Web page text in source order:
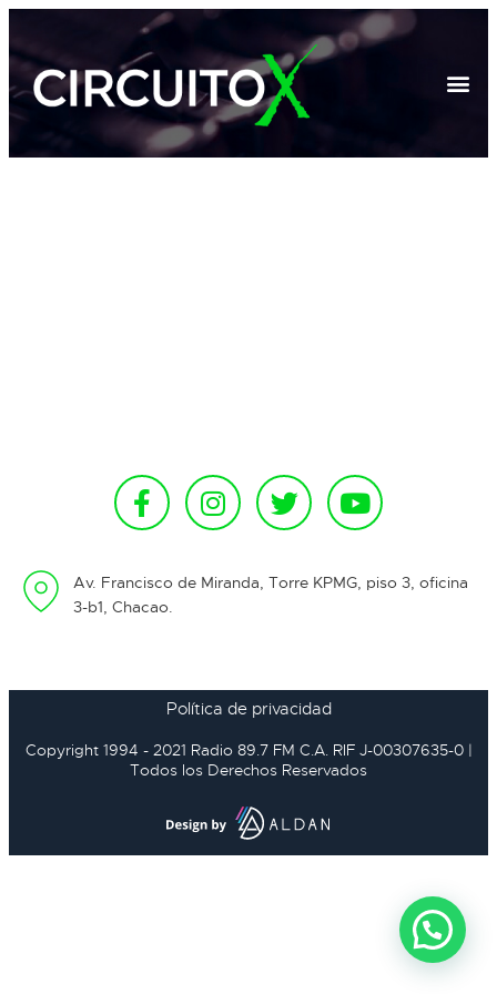
Av. Francisco de Miranda, Torre KPMG, piso 3, oficina
3-b1, Chacao.
Política de privacidad
Copyright 1994 - 2021 Radio 89.7 FM C.A. RIF J-00307635-0 |
Todos los Derechos Reservados